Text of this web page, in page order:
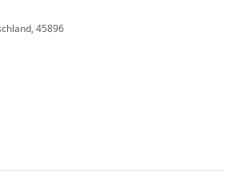
45896